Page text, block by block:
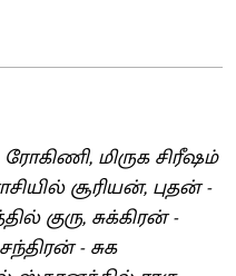
மிருக சிரீஷம்
சூரியன், புதன் -
குரு, சுக்கிரன் -
- சுக